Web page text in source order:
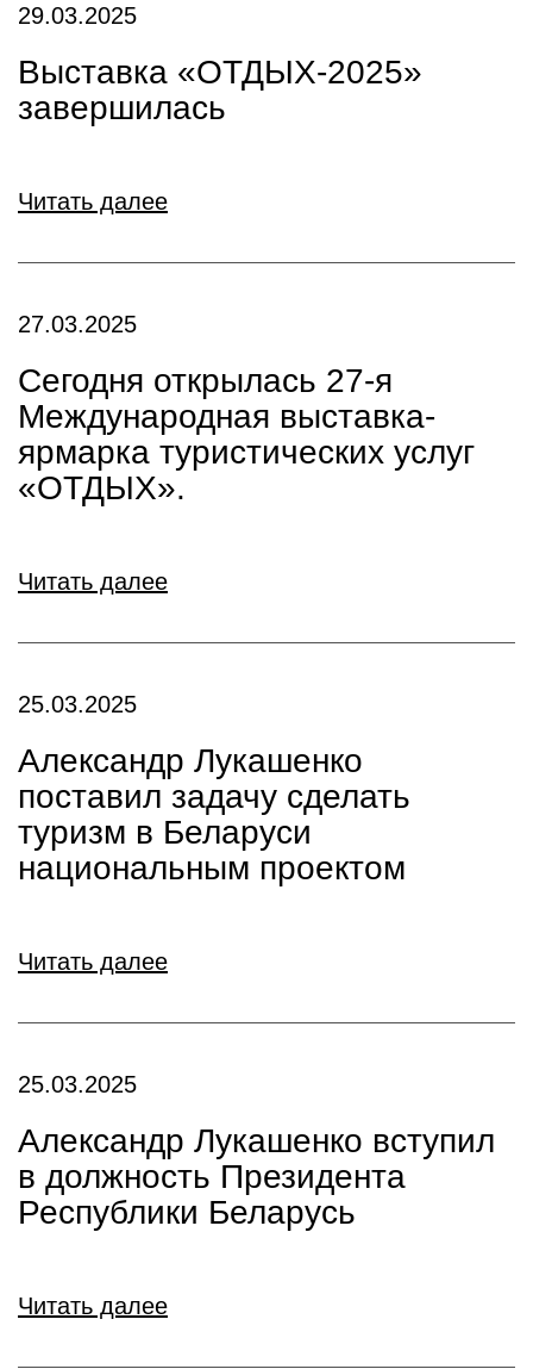
29.03.2025
Выставка «ОТДЫХ-2025»
завершилась
Читать далее
27.03.2025
Сегодня открылась 27-я
Международная выставка-
ярмарка туристических услуг
«ОТДЫХ».
Читать далее
25.03.2025
Александр Лукашенко
поставил задачу сделать
туризм в Беларуси
национальным проектом
Читать далее
25.03.2025
Александр Лукашенко вступил
в должность Президента
Республики Беларусь
Читать далее